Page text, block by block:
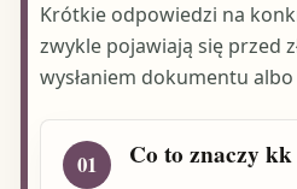
Krótkie odpowiedzi na
zwykle pojawiają się przed
wysłaniem dokumentu
01 Co to znaczy kk